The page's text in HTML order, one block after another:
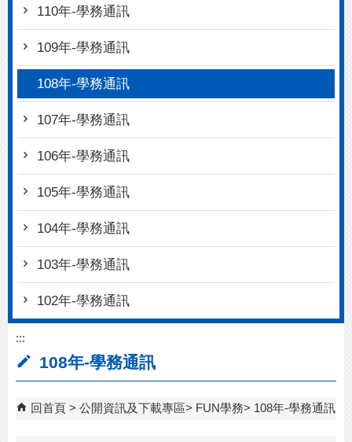
110年-學務通訊
109年-學務通訊
108年-學務通訊
107年-學務通訊
106年-學務通訊
105年-學務通訊
104年-學務通訊
103年-學務通訊
102年-學務通訊
:::
108年-學務通訊
回首頁 公開資訊及下載專區 FUN學務 108年-學務通訊